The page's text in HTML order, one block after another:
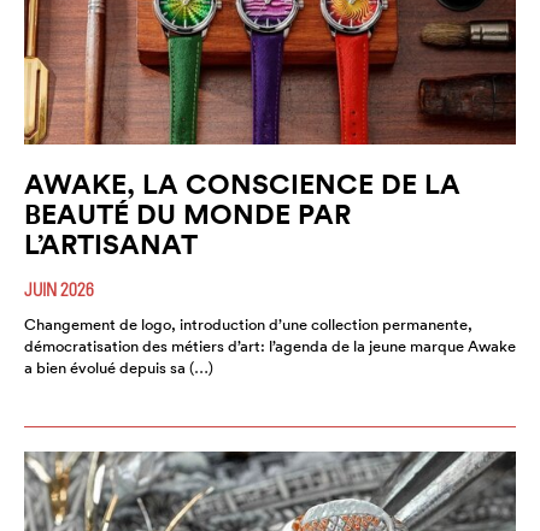
AWAKE, LA CONSCIENCE DE LA
BEAUTÉ DU MONDE PAR
L’ARTISANAT
JUIN 2026
Changement de logo, introduction d’une collection permanente,
démocratisation des métiers d’art: l’agenda de la jeune marque Awake
a bien évolué depuis sa (…)